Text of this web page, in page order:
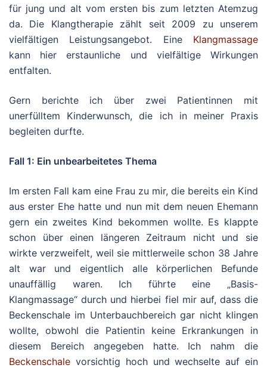
für jung und alt vom ersten bis zum letzten Atemzug
da. Die Klangtherapie zählt seit 2009 zu unserem
vielfältigen Leistungsangebot. Eine Klangmassage
kann hier erstaunliche und vielfältige Wirkungen
entfalten.
Gern berichte ich über zwei Patientinnen mit
unerfülltem Kinderwunsch, die ich in meiner Praxis
begleiten durfte.
Fall 1: Ein unbearbeitetes Thema
Im ersten Fall kam eine Frau zu mir, die bereits ein Kind
aus erster Ehe hatte und nun mit dem neuen Ehemann
gern ein zweites Kind bekommen wollte. Es klappte
schon über einen längeren Zeitraum nicht und sie
wirkte verzweifelt, weil sie mittlerweile schon 38 Jahre
alt war und eigentlich alle körperlichen Befunde
unauffällig waren. Ich führte eine „Basis-
Klangmassage“ durch und hierbei fiel mir auf, dass die
Beckenschale im Unterbauchbereich gar nicht klingen
wollte, obwohl die Patientin keine Erkrankungen in
diesem Bereich angegeben hatte. Ich nahm die
Beckenschale vorsichtig hoch und wechselte auf ein